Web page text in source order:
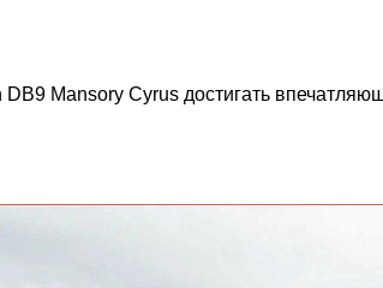
Mansory Cyrus достигать